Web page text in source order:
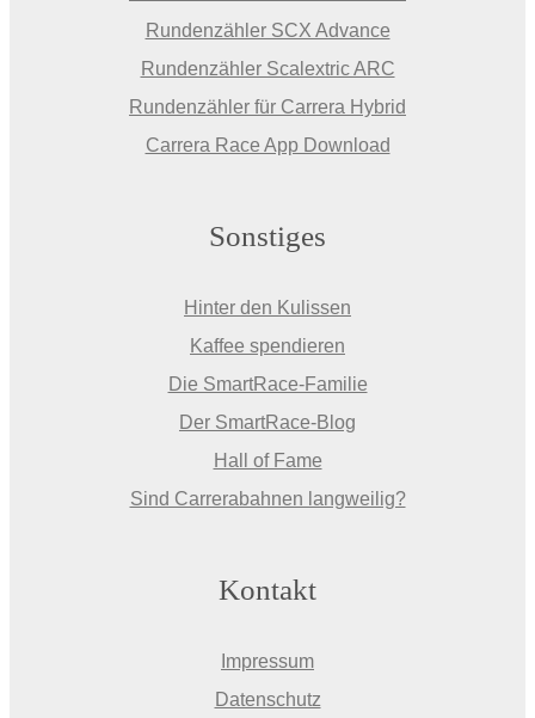
Rundenzähler SCX Advance
Rundenzähler Scalextric ARC
Rundenzähler für Carrera Hybrid
Carrera Race App Download
Sonstiges
Hinter den Kulissen
Kaffee spendieren
Die SmartRace-Familie
Der SmartRace-Blog
Hall of Fame
Sind Carrerabahnen langweilig?
Kontakt
Impressum
Datenschutz